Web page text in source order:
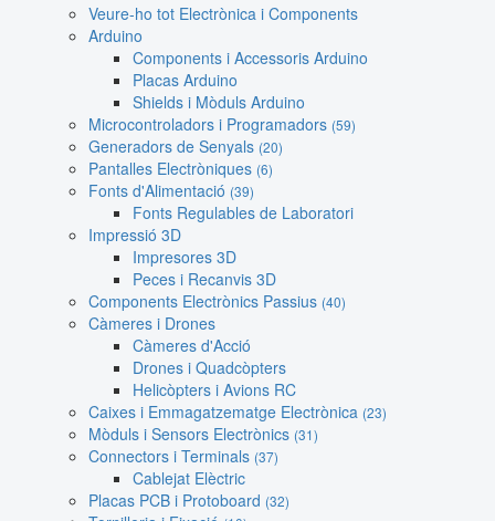
Veure-ho tot Electrònica i Components
Arduino
Components i Accessoris Arduino
Placas Arduino
Shields i Mòduls Arduino
Microcontroladors i Programadors (59)
Generadors de Senyals (20)
Pantalles Electròniques (6)
Fonts d'Alimentació (39)
Fonts Regulables de Laboratori
Impressió 3D
Impresores 3D
Peces i Recanvis 3D
Components Electrònics Passius (40)
Càmeres i Drones
Càmeres d'Acció
Drones i Quadcòpters
Helicòpters i Avions RC
Caixes i Emmagatzematge Electrònica (23)
Mòduls i Sensors Electrònics (31)
Connectors i Terminals (37)
Cablejat Elèctric
Placas PCB i Protoboard (32)